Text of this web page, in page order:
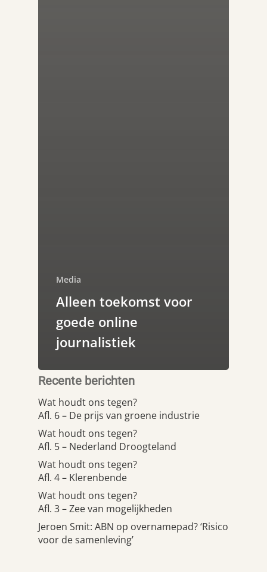
Media
Alleen toekomst voor
goede online
journalistiek
Recente berichten
Wat houdt ons tegen?
Afl. 6 – De prijs van groene industrie
Wat houdt ons tegen?
Afl. 5 – Nederland Droogteland
Wat houdt ons tegen?
Afl. 4 – Klerenbende
Wat houdt ons tegen?
Afl. 3 – Zee van mogelijkheden
Jeroen Smit: ABN op overnamepad? ‘Risico
voor de samenleving’